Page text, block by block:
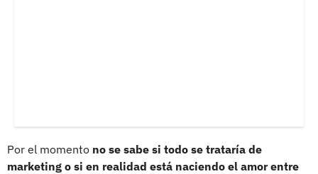
Por el momento no se sabe si todo se trataría de
marketing o si en realidad está naciendo el amor entre